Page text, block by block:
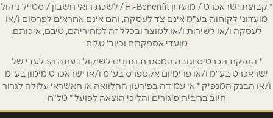
* קבוצת ישראכרט / מועדון Hi-Benenfit / לשכת רואי חשבון / סטייל ניהול
מועדוני לקוחות בע"מ אינם צד לעסקה, והם אינם אחראים לפרסום ו/או
לעסקה ו/או לשירות ו/או למוצר ובכלל זה למחיריהם, טיבם, איכותם,
מועדי אספקתם וכיוב' ט.ל.ח
* הנפקת הכרטיס וגובה המסגרת נתונים לשיקול דעתה הבלעדי של
ישראכרט בע"מ ו/או פרימיום אקספרס בע"מ ו/או ישראכרט מימון בע"מ
ו/או הבנק המנפיק * אי עמידה בפירעון ההלוואה או האשראי עלולה לגרור
חיוב בריבית פיגורים והליכי הוצאה לפועל * טל"ח